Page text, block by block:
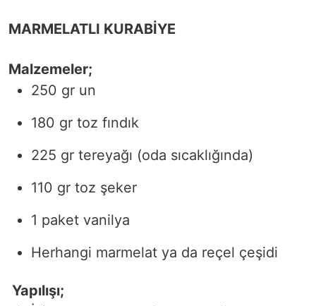
MARMELATLI KURABİYE
Malzemeler;
250 gr un
180 gr toz fındık
225 gr tereyağı (oda sıcaklığında)
110 gr toz şeker
1 paket vanilya
Herhangi marmelat ya da reçel çeşidi
Yapılışı;